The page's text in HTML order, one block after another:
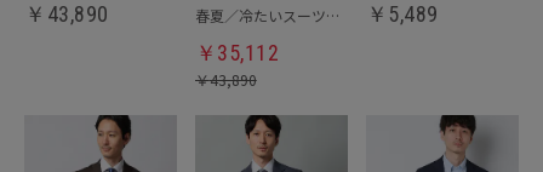
￥ 43,890
春夏／冷たいスーツ／ツーパンツ
￥ 35,112
￥43,890
￥ 5,489